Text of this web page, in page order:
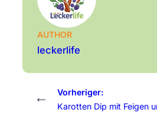
AUTHOR
leckerlife
←
Vorheriger:
Karotten Dip mit Feigen